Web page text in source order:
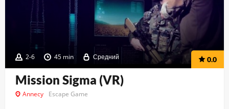
2-6 45 min Средний 0.0
Mission Sigma (VR)
Annecy Escape Game